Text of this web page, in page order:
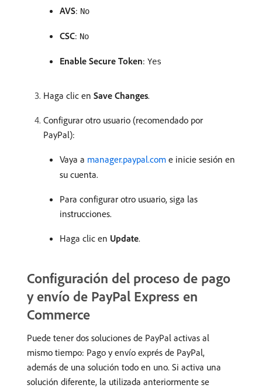
AVS: No
CSC: No
Enable Secure Token: Yes
Haga clic en Save Changes.
Configurar otro usuario (recomendado por
PayPal):
Vaya a manager.paypal.com e inicie sesión en
su cuenta.
Para configurar otro usuario, siga las
instrucciones.
Haga clic en Update.
Configuración del proceso de pago
y envío de PayPal Express en
Commerce
Puede tener dos soluciones de PayPal activas al
mismo tiempo: Pago y envío exprés de PayPal,
además de una solución todo en uno. Si activa una
solución diferente, la utilizada anteriormente se